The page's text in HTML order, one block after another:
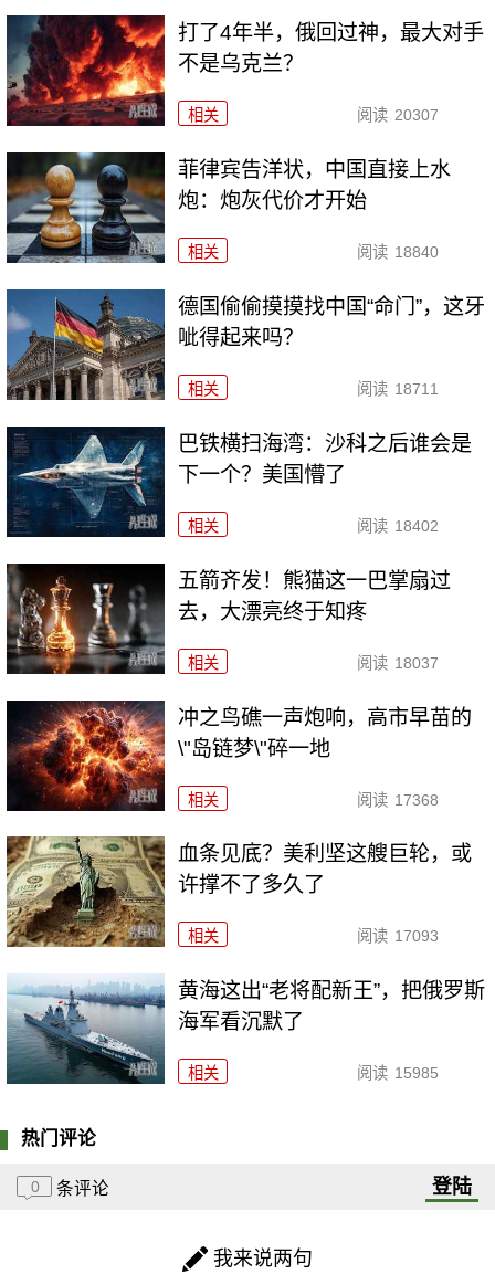
打了4年半，俄回过神，最大对手
不是乌克兰？
相关 阅读 20307
菲律宾告洋状，中国直接上水
炮：炮灰代价才开始
相关 阅读 18840
德国偷偷摸摸找中国“命门”，这牙
呲得起来吗？
相关 阅读 18711
巴铁横扫海湾：沙科之后谁会是
下一个？美国懵了
相关 阅读 18402
五箭齐发！熊猫这一巴掌扇过
去，大漂亮终于知疼
相关 阅读 18037
冲之鸟礁一声炮响，高市早苗的
\"岛链梦\"碎一地
相关 阅读 17368
血条见底？美利坚这艘巨轮，或
许撑不了多久了
相关 阅读 17093
黄海这出“老将配新王”，把俄罗斯
海军看沉默了
相关 阅读 15985
热门评论
0 条评论 登陆
我来说两句